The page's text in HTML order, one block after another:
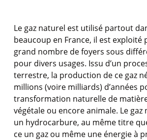
Le gaz naturel est utilisé partout
beaucoup en France, il est exploité
grand nombre de foyers sous
pour divers usages. Issu d’un
terrestre, la production de ce gaz
millions (voire milliards) d’années
transformation naturelle de
végétale ou encore animale. Le gaz
un hydrocarbure, au même titre
ce un gaz ou même une énergie à